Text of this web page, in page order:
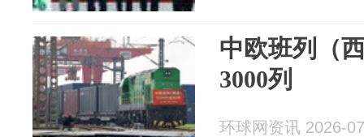
中欧班列（
3000列
环球网资讯 2026-